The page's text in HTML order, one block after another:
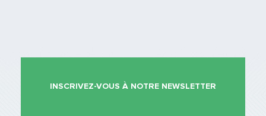
INSCRIVEZ-VOUS À NOTRE NEWSLETTER